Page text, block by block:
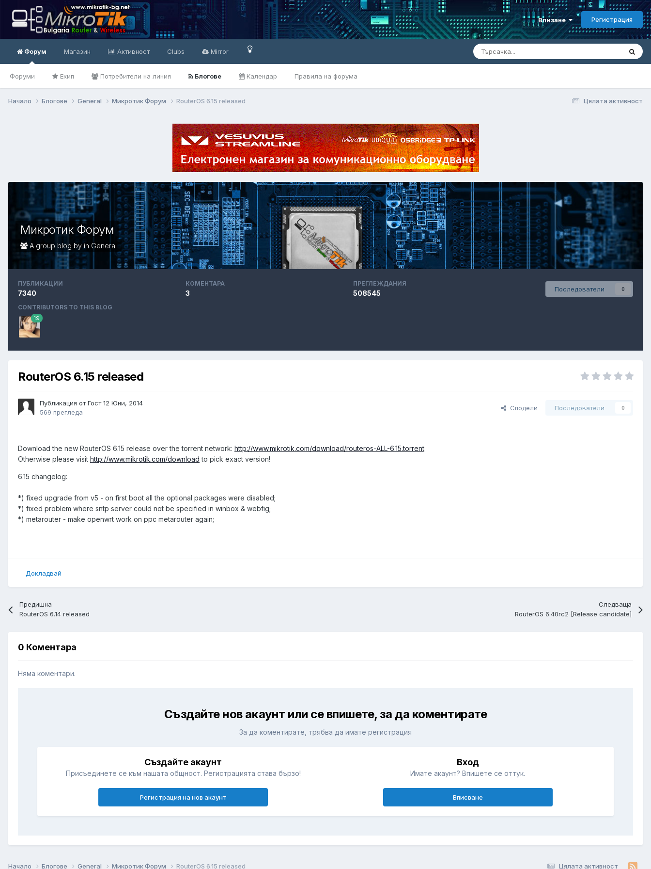
Влизане Регистрация
Форум
Форуми Екип Потребители на линия Блогове Календар Правила на форума
Магазин Активност Clubs Mirror
Цялата активност
Начало Блогове General Микротик Форум RouterOS 6.15 released
Микротик Форум
A group blog by in General
Последователи 0
ПУБЛИКАЦИИ
7340
КОМЕНТАРА
3
ПРЕГЛЕЖДАНИЯ
508545
CONTRIBUTORS TO THIS BLOG
19
RouterOS 6.15 released
Публикация от Гост12 Юни, 2014
569 прегледа
Сподели Последователи 0
Download the new RouterOS 6.15 release over the torrent network: http://www.mikrotik.com/download/routeros-ALL-6.15.torrent
Otherwise please visit http://www.mikrotik.com/download to pick exact version!
6.15 changelog:
*) fixed upgrade from v5 - on first boot all the optional packages were disabled;
*) fixed problem where sntp server could not be specified in winbox & webfig;
*) metarouter - make openwrt work on ppc metarouter again;
Докладвай
Предишна
RouterOS 6.14 released
Следваща
RouterOS 6.40rc2 [Release candidate]
0 Коментара
Няма коментари.
Създайте нов акаунт или се впишете, за да коментирате
За да коментирате, трябва да имате регистрация
Създайте акаунт
Присъединете се към нашата общност. Регистрацията става бързо!
Регистрация на нов акаунт
Вход
Имате акаунт? Впишете се оттук.
Вписване
Цялата активност
Начало Блогове General Микротик Форум RouterOS 6.15 released